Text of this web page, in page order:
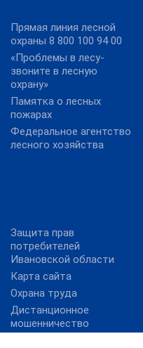
Прямая линия лесной
охраны 8 800 100 94 00
«Проблемы в лесу-
звоните в лесную
охрану»
Памятка о лесных
пожарах
Федеральное агентство
лесного хозяйства
Защита прав
потребителей
Ивановской области
Карта сайта
Охрана труда
Дистанционное
мошенничество